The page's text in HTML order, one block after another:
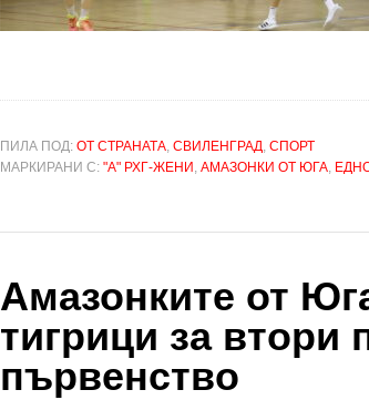
ПИЛА ПОД: ОТ СТРАНАТА, СВИЛЕНГРАД, СПОРТ
МАРКИРАНИ С: "А" РХГ-ЖЕНИ , АМАЗОНКИ ОТ ЮГА,
Амазонките от
тигрици за втори
първенство